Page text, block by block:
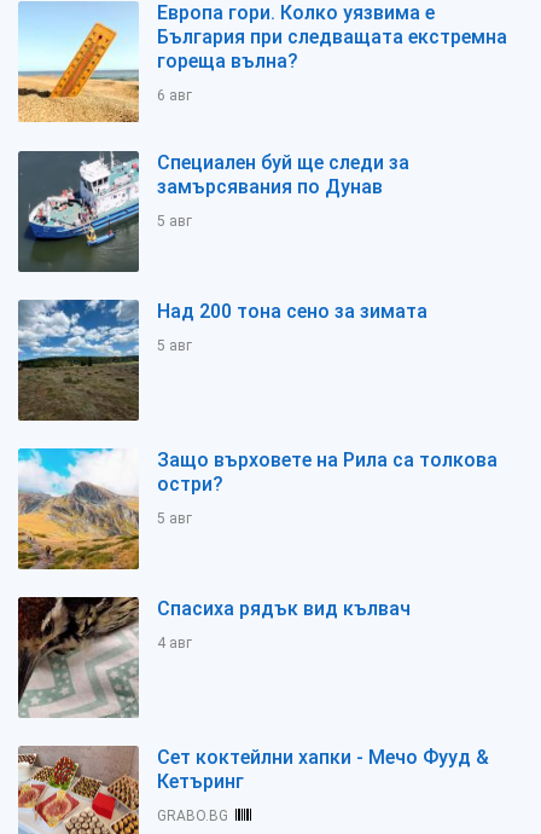
Европа гори. Колко уязвима е
България при следващата екстремна
гореща вълна?
6 авг
Специален буй ще следи за
замърсявания по Дунав
5 авг
Над 200 тона сено за зимата
5 авг
Защо върховете на Рила са толкова
остри?
5 авг
Спасиха рядък вид кълвач
4 авг
Сет коктейлни хапки - Мечо Фууд &
Кетъринг
GRABO.BG